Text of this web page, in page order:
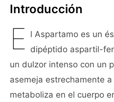
Introducción
E l Aspartamo es un
dipéptido aspartil-
un dulzor intenso con un
asemeja estrechamente
metaboliza en el cuerpo